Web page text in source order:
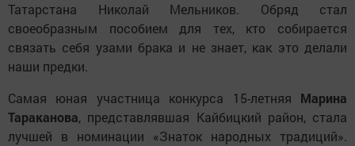
Татарстана Николай Мельников. Обряд стал
своеобразным пособием для тех, кто собирается
связать себя узами брака и не знает, как это делали
наши предки.
Самая юная участница конкурса 15-летняя Марина
Тараканова, представлявшая Кайбицкий район, стала
лучшей в номинации «Знаток народных традиций».